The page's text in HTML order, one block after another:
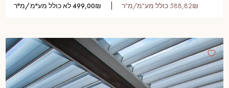
588,82₪ כולל מע"מ/מ"ר 499,00₪ לא כולל מע"מ/מ"ר